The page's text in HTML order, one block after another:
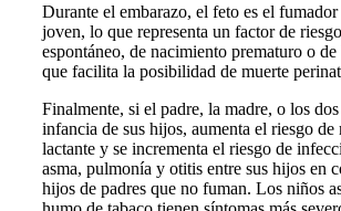
Durante el embarazo, el feto es el
joven, lo que representa un factor de
espontáneo, de nacimiento prematuro o
que facilita la posibilidad de muerte
Finalmente, si el padre, la madre, o los
infancia de sus hijos, aumenta el riesgo de
lactante y se incrementa el riesgo de
asma, pulmonía y otitis entre sus hijos en
hijos de padres que no fuman. Los niños